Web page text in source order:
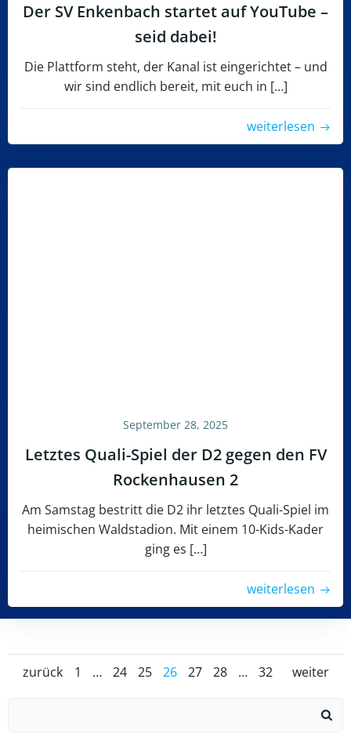
Der SV Enkenbach startet auf YouTube –
seid dabei!
Die Plattform steht, der Kanal ist eingerichtet – und
wir sind endlich bereit, mit euch in […]
weiterlesen
September 28, 2025
Letztes Quali-Spiel der D2 gegen den FV
Rockenhausen 2
Am Samstag bestritt die D2 ihr letztes Quali-Spiel im
heimischen Waldstadion. Mit einem 10-Kids-Kader
ging es […]
weiterlesen
Posts
zurück
Posts
Page
1 … Page
24 Page
25 Page
26 Page
27 Page
28 … Page
32 weiter